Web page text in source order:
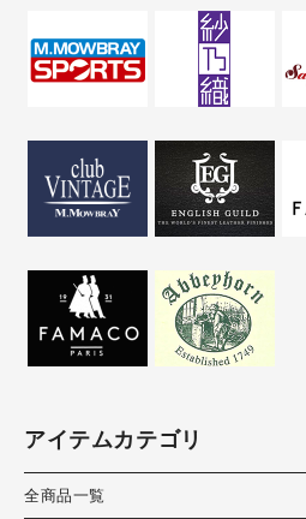
アイテムカテゴリ
全商品一覧